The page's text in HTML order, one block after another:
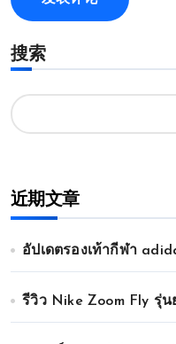
搜索
近期文章
อัปเดตรองเท้ากีฬา
รีวิว Nike Zoom Fly รุ่